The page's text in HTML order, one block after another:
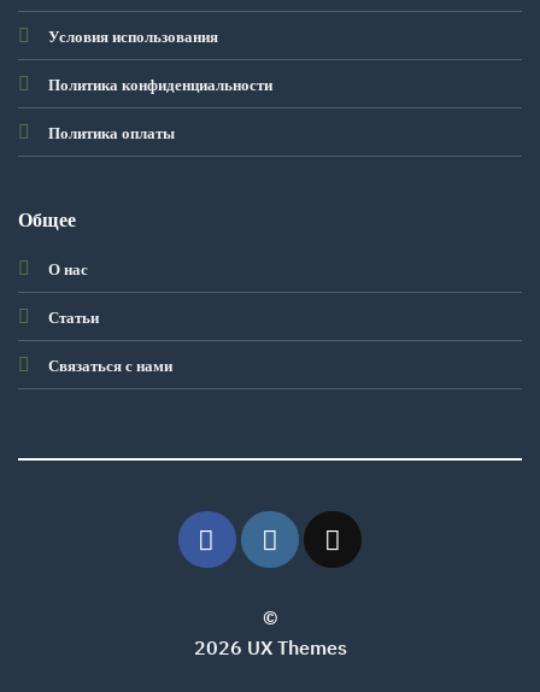
Условия использования
Политика конфиденциальности
Политика оплаты
Общее
О нас
Статьи
Связаться с нами
©
2026 UX Themes